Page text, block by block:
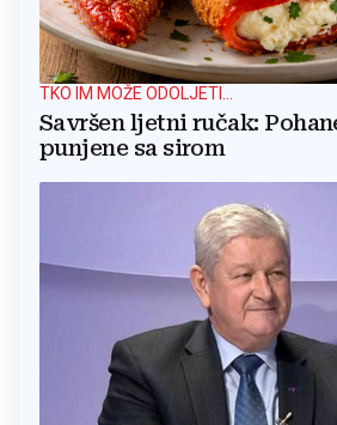
TKO IM MOŽE ODOLJETI...
Savršen ljetni ručak:
punjene sa sirom